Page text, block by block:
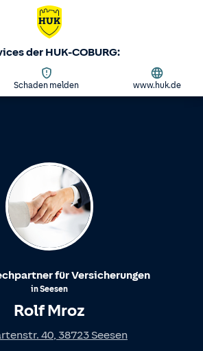
der HUK-COBURG:
Schaden melden www.huk.de
für Versicherungen
inSeesen
Rolf Mroz
40, 38723 Seesen